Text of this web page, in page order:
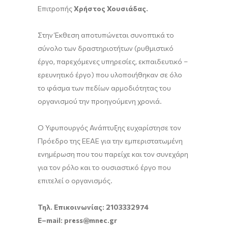
ΕπιτροπήςΧρήστος Χουσιάδας.
Στην Έκθεση αποτυπώνεται συνοπτικά το
σύνολο των δραστηριοτήτων (ρυθμιστικό
έργο, παρεχόμενες υπηρεσίες, εκπαιδευτικό –
ερευνητικό έργο) που υλοποιήθηκαν σε όλο
το φάσμα των πεδίων αρμοδιότητας του
οργανισμού την προηγούμενη χρονιά.
Ο Υφυπουργός Ανάπτυξης ευχαρίστησε τον
Πρόεδρο της ΕΕΑΕ για την εμπεριστατωμένη
ενημέρωση που του παρείχε και τον συνεχάρη
για τον ρόλο και το ουσιαστικό έργο που
επιτελεί ο οργανισμός.
Τηλ. Επικοινωνίας: 2103332974
E–mail: press@mnec.gr